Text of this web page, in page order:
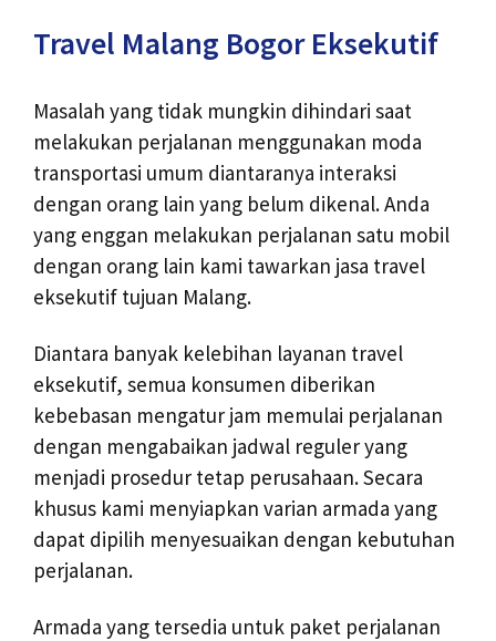
Travel Malang Bogor Eksekutif
Masalah yang tidak mungkin dihindari saat
melakukan perjalanan menggunakan moda
transportasi umum diantaranya interaksi
dengan orang lain yang belum dikenal. Anda
yang enggan melakukan perjalanan satu mobil
dengan orang lain kami tawarkan jasa travel
eksekutif tujuan Malang.
Diantara banyak kelebihan layanan travel
eksekutif, semua konsumen diberikan
kebebasan mengatur jam memulai perjalanan
dengan mengabaikan jadwal reguler yang
menjadi prosedur tetap perusahaan. Secara
khusus kami menyiapkan varian armada yang
dapat dipilih menyesuaikan dengan kebutuhan
perjalanan.
Armada yang tersedia untuk paket perjalanan